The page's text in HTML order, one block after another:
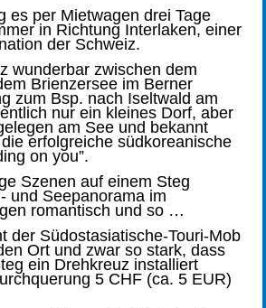
es per Mietwagen drei Tage
in Richtung Interlaken, einer
der Schweiz.
wunderbar zwischen dem
Brienzersee im Berner
zum Bsp. nach Iseltwald am
nur ein kleines Dorf, aber
am See und bekannt
erfolgreiche südkoreanische
on you”.
Szenen auf einem Steg
und Seepanorama im
romantisch und so …
der Südostasiatische-Touri-Mob
Ort und zwar so stark, dass
ein Drehkreuz installiert
5 CHF (ca. 5 EUR)